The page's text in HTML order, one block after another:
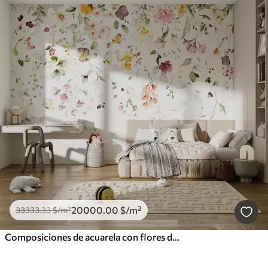
33333.33$/m²20000.00 $/m²
Composiciones de acuarela con flores de jardín